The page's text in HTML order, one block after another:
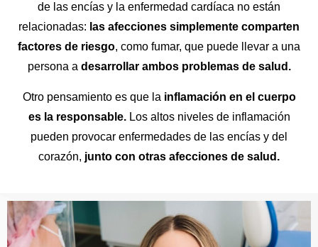
de las encías y la enfermedad cardíaca no están
relacionadas: las afecciones simplemente comparten
factores de riesgo, como fumar, que puede llevar a una
persona a desarrollar ambos problemas de salud.
Otro pensamiento es que la inflamación en el cuerpo
es la responsable.Los altos niveles de inflamación
pueden provocar enfermedades de las encías y del
corazón, junto con otras afecciones de salud.